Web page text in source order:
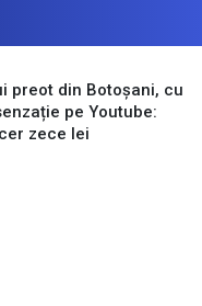
preot din Botoșani, cu
pe Youtube:
zece lei